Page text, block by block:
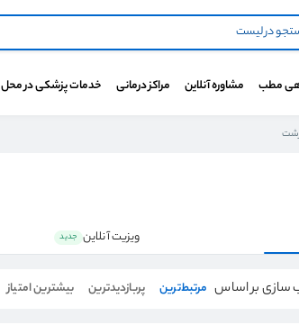
مطب مشاوره آنلاین مراکز درمانی خدمات پزشکی در محل
رشت
ویزیت آنلاین جدید
سازی بر اساس مرتبط‌ترین پربازدیدترین بیشترین امتیاز